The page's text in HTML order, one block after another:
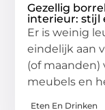
Gezellig
interieur: stijl
Er is weinig
eindelijk aan
(of maanden)
meubels en
Eten En Drinken